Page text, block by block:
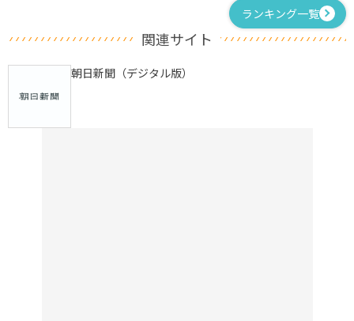
ランキング一覧
関連サイト
朝日新聞（デジタル版）